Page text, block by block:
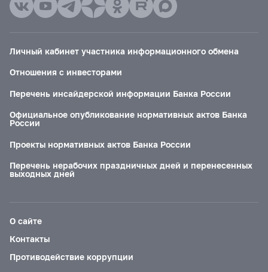
Личный кабинет участника информационного обмена
Отношения с инвесторами
Перечень инсайдерской информации Банка России
Официальное опубликование нормативных актов Банка
России
Проекты нормативных актов Банка России
Перечень нерабочих праздничных дней и перенесенных
выходных дней
О сайте
Контакты
Противодействие коррупции